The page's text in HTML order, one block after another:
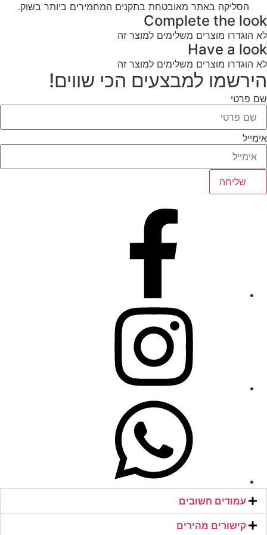
הסליקה באתר מאובטחת בתקנים המחמירים ביותר בשוק.
Complete the look
לא הוגדרו מוצרים משלימים למוצר זה
Have a look
לא הוגדרו מוצרים משלימים למוצר זה
הירשמו למבצעים הכי שווים!
שם פרטי
אימייל
שליחה
עמודים חשובים
קישורים מהירים​